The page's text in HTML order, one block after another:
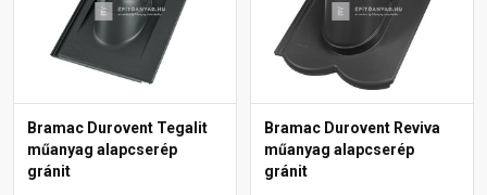
Bramac Durovent Tegalit
műanyag alapcserép
gránit
Bramac Durovent Reviva
műanyag alapcserép
gránit